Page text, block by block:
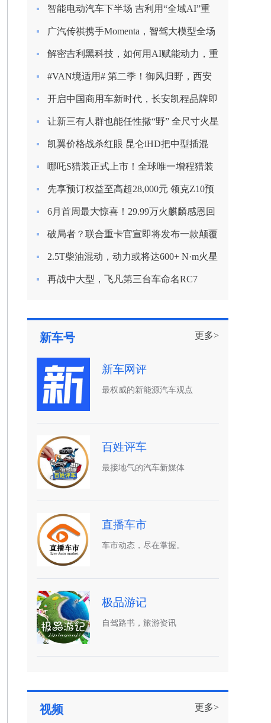
再树标杆
智能电动汽车下半场 吉利用“全域AI”重
塑安全边界
广汽传祺携手Momenta，智驾大模型全场
景落地
解密吉利黑科技，如何用AI赋能动力，重
新定义混动节能？
#VAN境适用# 第二季！御风归野，西安
房车之旅
开启中国商用车新时代，长安凯程品牌即
将焕新启航
让新三有人群也能任性撒“野” 全尺寸火星
9越野版渲染图曝光
凯翼价格战杀红眼 昆仑iHD把中型插混
SUV杀到9.99万
哪吒S猎装正式上市！全球唯一增程猎装
轿车起售价15.99万
先享预订权益至高超28,000元 领克Z10预
订开启
6月首周最大惊喜！29.99万火麒麟感恩回
归！
破局者？联合重卡官宣即将发布一款颠覆
行业的产品！
2.5T柴油混动，动力或将达600+ N·m火星
皮卡越野越心动
再战中大型，飞凡第三台车命名RC7
新车号 更多>
新车网评
最权威的新能源汽车观点
百姓评车
最接地气的汽车新媒体
直播车市
车市动态，尽在掌握。
极品游记
自驾路书，旅游资讯
视频 更多>